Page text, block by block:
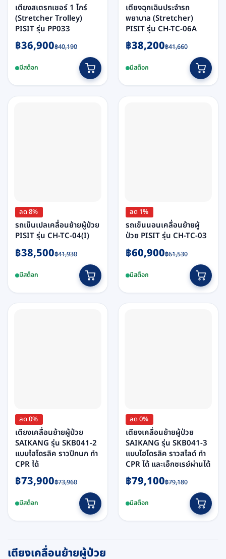
เตียงสเตรทเชอร์ 1 ไกร์
(Stretcher Trolley)
PISIT รุ่น PP033
฿40,190
Original
was:
฿36,900
Current
is:มีสต็อก
เตียงฉุกเฉินประจำรถ
พยาบาล (Stretcher)
PISIT รุ่น CH-TC-06A
฿41,660
Original
was:
฿38,200
Current
is:มีสต็อก
ลด 8%
รถเข็นเปลเคลื่อนย้ายผู้ป่วย
PISIT รุ่น CH-TC-04(I)
฿41,930
Original
was:
฿38,500
Current
is:มีสต็อก
ลด 1%
รถเข็นนอนเคลื่อนย้ายผู้
ป่วย PISIT รุ่น CH-TC-03
฿61,530
Original
was:
฿60,900
Current
is:มีสต็อก
ลด 0%
เตียงเคลื่อนย้ายผู้ป่วย
SAIKANG รุ่น SKB041-2
แบบไฮโดรลิค ราวปีกนก ทำ
CPR ได้
฿73,960
Original
was:
฿73,900
Current
is:มีสต็อก
ลด 0%
เตียงเคลื่อนย้ายผู้ป่วย
SAIKANG รุ่น SKB041-3
แบบไฮโดรลิค ราวสไลด์ ทำ
CPR ได้ และเอ็กซเรย์ผ่านได้
฿79,180
Original
was:
฿79,100
Current
is:มีสต็อก
เตียงเคลื่อนย้ายผู้ป่วย